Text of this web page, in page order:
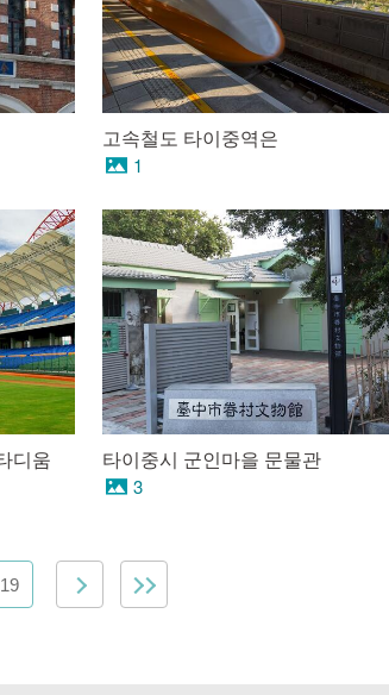
고속철도 타이중역은
1
디움 타이중시 군인마을 문물관
3
19